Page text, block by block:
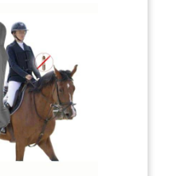
airbag pour motocyclistes est la
de sécurité passive depuis
XIXe siècle. La tête est d'abord
protégée, suivie du cou, de la
colonne vertébrale et du torse.
Gilet airbag moto homme.
Fabriqué à partir de plusieurs
filaments de nylon résistants, il
résiste aux impacts les plus
importants sans se fissurer. La
doublure intérieure est en mesh